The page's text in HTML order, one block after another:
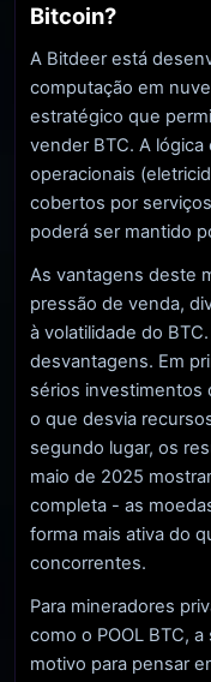
Bitcoin?
A Bitdeer está
computação em
estratégico que
vender BTC. A
operacionais
cobertos por
poderá ser mantido
As vantagens deste
pressão de venda,
à volatilidade do
desvantagens. Em
sérios investimentos
o que desvia
segundo lugar, os
maio de 2025
completa - as
forma mais ativa do
concorrentes.
Para mineradores
como o POOL BTC,
motivo para pensar